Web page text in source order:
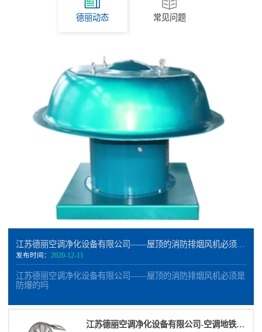
德丽动态 常见问题
江苏德丽空调净化设备有限公司——屋顶的消防排烟风机必须是防爆的吗
发布时间： 2020-12-11
江苏德丽空调净化设备有限公司——屋顶的消防排烟风机必须是
防爆的吗
江苏德丽空调净化设备有限公司-空调地铁的风机